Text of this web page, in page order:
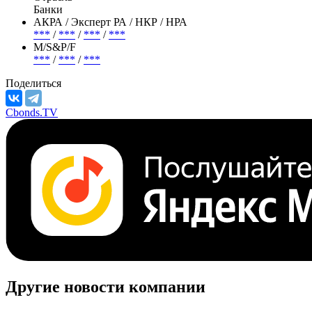
Банки
АКРА / Эксперт РА / НКР / НРА
*** / *** / *** / ***
М/S&P/F
*** / *** / ***
Поделиться
Cbonds.TV
Другие новости компании